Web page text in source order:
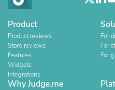
Product
Product reviews
Store reviews
Features
Widgets
Integrations
For
For
For
Why Judge.me